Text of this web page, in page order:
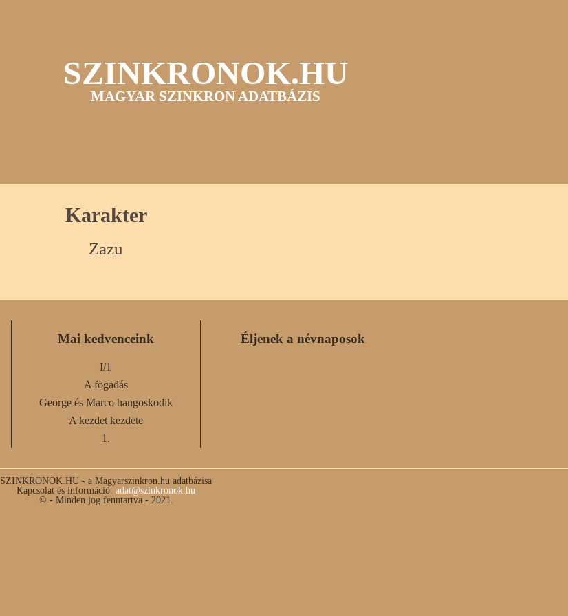
SZINKRONOK.HU
MAGYAR SZINKRON ADATBÁZIS
Karakter
Zazu
Mai kedvenceink
I/1
A fogadás
George és Marco hangoskodik
A kezdet kezdete
1.
Éljenek a névnaposok
SZINKRONOK.HU - a Magyarszinkron.hu adatbázisa
Kapcsolat és információ: adat@szinkronok.hu
© - Minden jog fenntartva - 2021.